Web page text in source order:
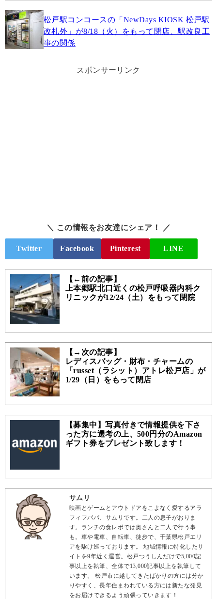
松戸駅コンコースの「NewDays KIOSK 松戸駅
改札外」が8/18（火）をもって閉店、駅改良工
事の関係
スポンサーリンク
＼ この情報をお友達にシェア！ ／
Twitter Facebook Pinterest LINE
【←前の記事】
上本郷駅北口近くの松戸呼吸器内科ク
リニックが12/24（土）をもって閉院
【→次の記事】
レディスバッグ・財布・チャームの
「russet（ラシット）アトレ松戸店」が
1/29（日）をもって閉店
【募集中】写真付きで情報提供を下さ
った方に選考の上、500円分のAmazon
ギフト券をプレゼント致します！
サムリ
映画とゲームとアウトドアをこよなく愛するアラ
フィフパパ、サムリです。二人の息子がおりま
す。ランチの食レポでは奥さんと二人で行う事
も。車や電車、自転車、徒歩で、千葉県松戸エリ
アを駆け巡っております。 地域情報に特化したサ
イトを9年近く運営。松戸つうしんだけで5,000記
事以上を執筆、全体で13,000記事以上を執筆して
います。 松戸市に越してきたばかりの方には分か
りやすく、長年住まわれている方には新たな発見
をお届けできるよう頑張っていきます！